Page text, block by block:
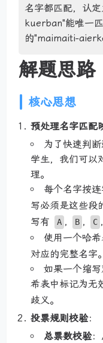
名字都匹配，认
kuerban"能唯一
的"maimaiti-
解题思路
核心思想
预处理名字匹配
为了快速判
学生，我们可以
理。
每个名字按
写必须是这些段
写有
A , B , C ,
使用一个哈
对应的完整名字。
如果一个缩
希表中标记为无
歧义。
投票规则校验：
总票数校验